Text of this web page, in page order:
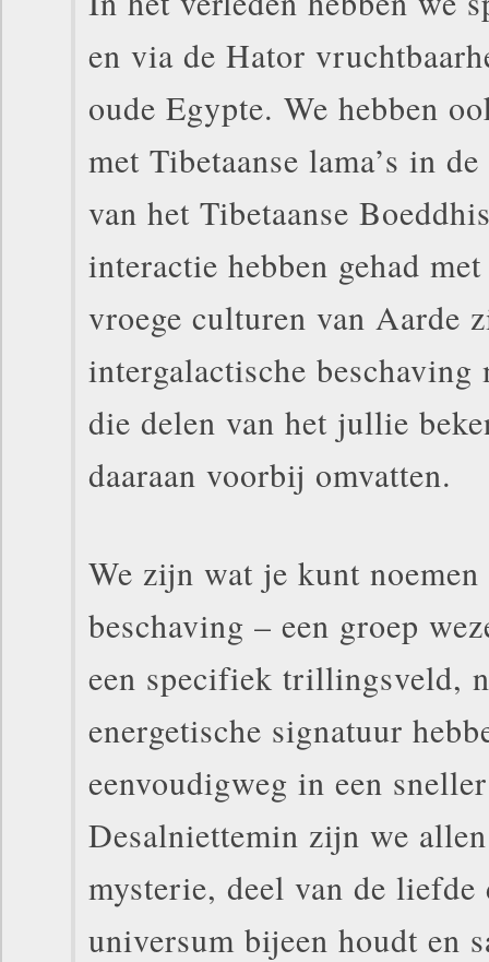
en via de Hator
oude Egypte. We hebben
met Tibetaanse lama’s in
van het Tibetaanse
interactie hebben gehad
vroege culturen van Aarde
intergalactische beschaving
die delen van het jullie
daaraan voorbij omvatten.
We zijn wat je kunt noemen
beschaving – een groep
een specifiek trillingsveld,
energetische signatuur
eenvoudigweg in een
Desalniettemin zijn we
mysterie, deel van de liefde
universum bijeen houdt en